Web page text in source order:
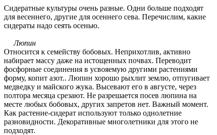
Сидератные культуры очень разные. Одни больше подходят
для весеннего, другие для осеннего сева. Перечислим, какие
сидераты надо сеять осенью.
Люпин
Относится к семейству бобовых. Неприхотлив, активно
набирает массу даже на истощенных почвах. Переводит
фосфорные соединения в усвояемую другими растениями
форму, копит азот.. Люпин хорошо рыхлит землю, отпугивает
медведку и майского жука. Высевают его в августе, через
полтора месяца срезают. Не разрешается посев люпина на
месте любых бобовых, других запретов нет. Важный момент.
Как растение-сидерат используют только однолетние
разновидности. Декоративные многолетники для этого не
подходят.